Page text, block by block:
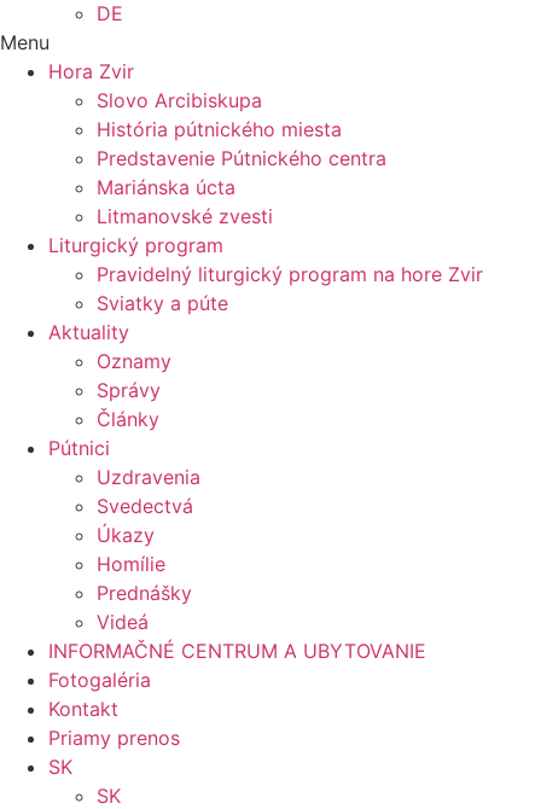
DE
Menu
Hora Zvir
Slovo Arcibiskupa
História pútnického miesta
Predstavenie Pútnického centra
Mariánska úcta
Litmanovské zvesti
Liturgický program
Pravidelný liturgický program na hore Zvir
Sviatky a púte
Aktuality
Oznamy
Správy
Články
Pútnici
Uzdravenia
Svedectvá
Úkazy
Homílie
Prednášky
Videá
INFORMAČNÉ CENTRUM A UBYTOVANIE
Fotogaléria
Kontakt
Priamy prenos
SK
SK